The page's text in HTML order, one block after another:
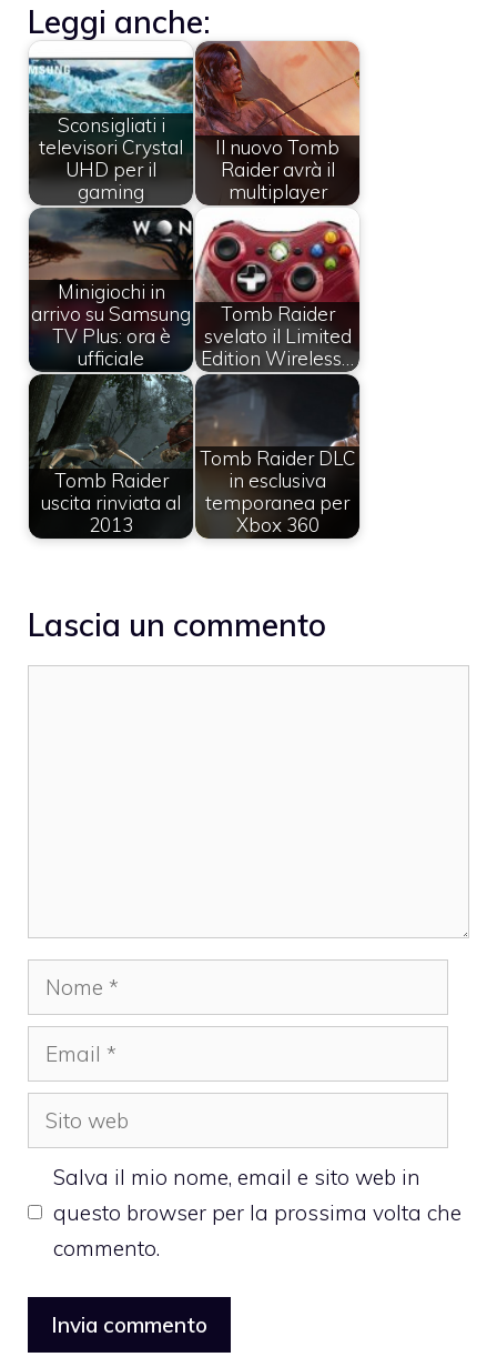
Leggi anche:
Sconsigliati i
televisori Crystal
UHD per il
gaming
Il nuovo Tomb
Raider avrà il
multiplayer
Minigiochi in
arrivo su Samsung
TV Plus: ora è
ufficiale
Tomb Raider
svelato il Limited
Edition Wireless…
Tomb Raider
uscita rinviata al
2013
Tomb Raider DLC
in esclusiva
temporanea per
Xbox 360
Lascia un commento
Nome
Email
Sito
web
Salva il mio nome, email e sito web in
questo browser per la prossima volta che
commento.